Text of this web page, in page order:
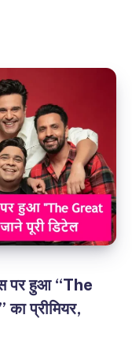
पर हुआ “The
प्रीमियर,